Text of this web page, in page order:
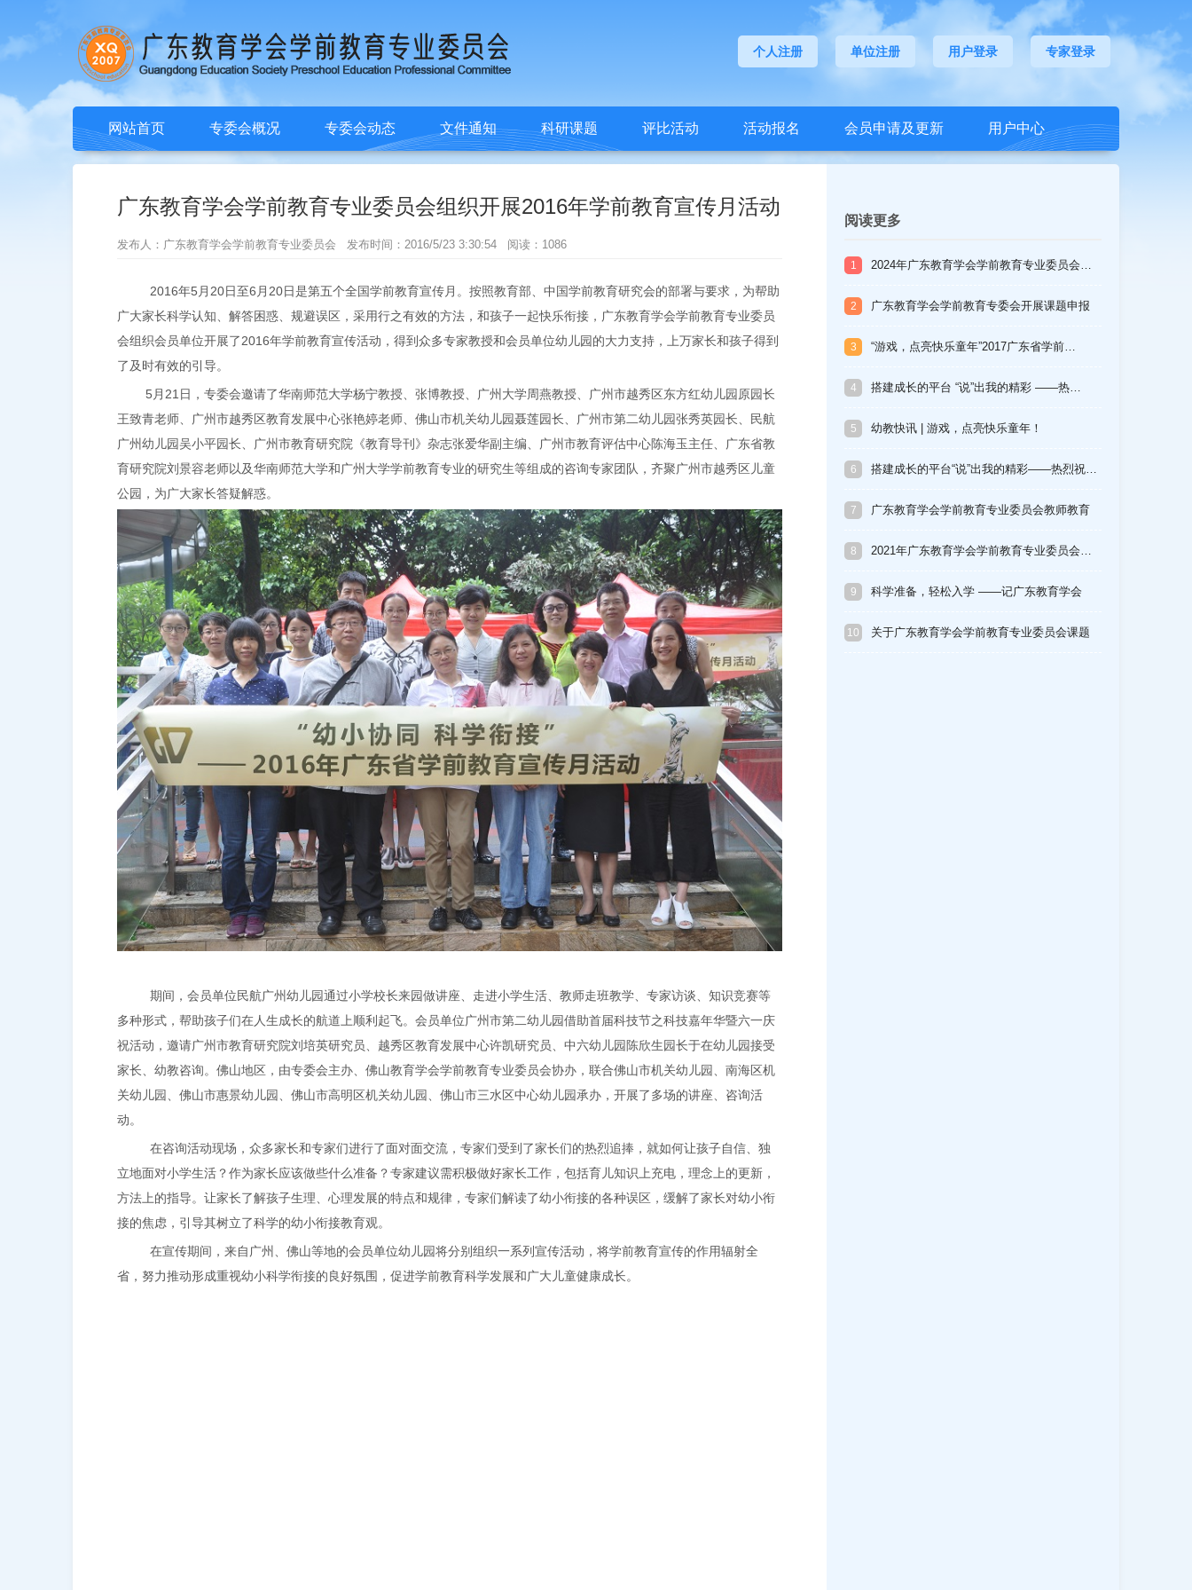
个人注册 单位注册 用户登录 专家登录
网站首页 专委会概况 专委会动态 文件通知 科研课题 评比活动 活动报名 会员申请及更新 用户中心
广东教育学会学前教育专业委员会组织开展2016年学前教育宣传月活动
发布人：广东教育学会学前教育专业委员会 发布时间：2016/5/23 3:30:54 阅读：1086
2016年5 月 20日至6 月 20日是第五个全国学前教育宣传月。按照教育部、中国学前教育研究会的部署与要求，为帮助
广大家长科学认知、解答困惑、规避误区，采用行之有效的方法，和孩子一起快乐衔接，广东教育学会学前教育专业委员
会组织会员单位开展了2016年学前教育宣传活动，得到众多专家教授和会员单位幼儿园的大力支持，上万家长和孩子得到
了及时有效的引导。
5月 21 日，专委会邀请了华南师范大学杨宁教授、张博教授、广州大学周燕教授、广州市越秀区东方红幼儿园原园长
王致青老师、广州市越秀区教育发展中心张艳婷老师、佛山市机关幼儿园聂莲园长、广州市第二幼儿园张秀英园长、民航
广州幼儿园吴小平园长、广州市教育研究院《教育导刊》杂志张爱华副主编、广州市教育评估中心陈海玉主任、广东省教
育研究院刘景容老师以及华南师范大学和广州大学学前教育专业的研究生等组成的咨询专家团队，齐聚广州市越秀区儿童
公园，为广大家长答疑解惑。
期间，会员单位民航广州幼儿园通过小学校长来园做讲座、走进小学生活、教师走班教学、专家访谈、知识竞赛等
多种形式，帮助孩子们在人生成长的航道上顺利起飞。会员单位广州市第二幼儿园借助首届科技节之科技嘉年华暨六一庆
祝活动，邀请广州市教育研究院刘培英研究员、越秀区教育发展中心许凯研究员、中六幼儿园陈欣生园长于在幼儿园接受
家长、幼教咨询。佛山地区，由专委会主办、佛山教育学会学前教育专业委员会协办，联合佛山市机关幼儿园、南海区机
关幼儿园、佛山市惠景幼儿园、佛山市高明区机关幼儿园、佛山市三水区中心幼儿园承办，开展了多场的讲座、咨询活
动。
在咨询活动现场，众多家长和专家们进行了面对面交流，专家们受到了家长们的热烈追捧，就如何让孩子自信、独
立地面对小学生活？作为家长应该做些什么准备？专家建议需积极做好家长工作，包括育儿知识上充电，理念上的更新，
方法上的指导。让家长了解孩子生理、心理发展的特点和规律，专家们解读了幼小衔接的各种误区，缓解了家长对幼小衔
接的焦虑，引导其树立了科学的幼小衔接教育观。
在宣传期间，来自广州、佛山等地的会员单位幼儿园将分别组织一系列宣传活动，将学前教育宣传的作用辐射全
省，努力推动形成重视幼小科学衔接的良好氛围，促进学前教育科学发展和广大儿童健康成长。
阅读更多
1 2024年广东教育学会学前教育专业委员会…
2 广东教育学会学前教育专委会开展课题申报
专…
3 “游戏，点亮快乐童年”2017广东省学前…
4 搭建成长的平台 “说”出我的精彩 ——热…
5 幼教快讯 | 游戏，点亮快乐童年！
6 搭建成长的平台“说”出我的精彩——热烈祝…
7 广东教育学会学前教育专业委员会教师教育
部…
8 2021年广东教育学会学前教育专业委员会…
9 科学准备，轻松入学 ——记广东教育学会
学…
10 关于广东教育学会学前教育专业委员会课题